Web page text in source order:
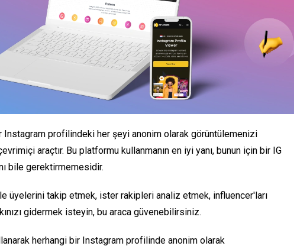
Instagram profilindeki her şeyi anonim olarak görüntülemenizi
araçtır. Bu platformu kullanmanın en iyi yanı, bunun için bir IG
bile gerektirmemesidir.
üyelerini takip etmek, ister rakipleri analiz etmek, influencer'ları
gidermek isteyin, bu araca güvenebilirsiniz.
herhangi bir Instagram profilinde anonim olarak